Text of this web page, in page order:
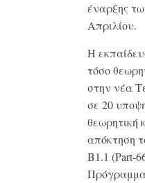
έναρξης
Απριλίου.
Η
τόσο
στην νέα
σε 20
θεωρητική
απόκτηση
Β1.1 (Part-
Πρόγραμμα